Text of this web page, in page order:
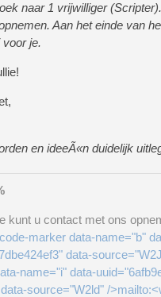
naar 1 vrijwilliger
Aan het einde van
voor je.
en ideeÃ«n duidelijk
kunt u contact met ons
marker data-name="b"
data-
name="i" data-
source="W2ld" /